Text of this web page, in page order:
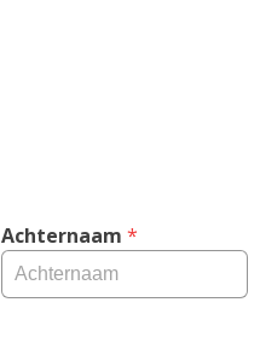
Achternaam *